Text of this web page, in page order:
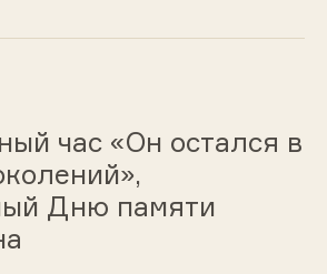
час «Он остался в
Дню памяти